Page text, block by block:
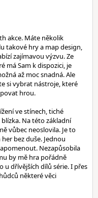
akce. Máte několik
takové hry a map design,
zajímavou výzvu. Ze
má Sam k dispozici, je
až moc snadná. Ale
si vybrat nástroje, které
hrou.
ve stínech, tiché
Na této základní
vůbec neoslovila. Je to
bez duše. Jednou
Nezapůsobila
by mě hra pořádně
u dřívějších dílů série. I přes
některé věci